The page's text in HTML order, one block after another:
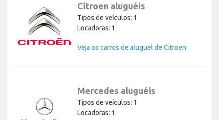
Citroen aluguéis
Tipos de veículos: 1
Locadoras: 1
Veja os carros de aluguel de Citroen
Mercedes aluguéis
Tipos de veículos: 1
Locadoras: 1